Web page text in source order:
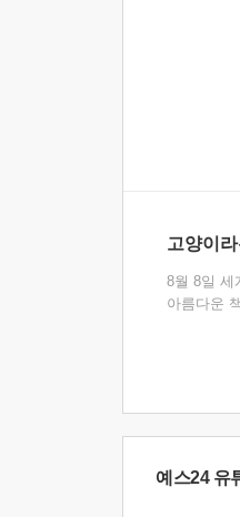
고양이라
8월 8일 세
아름다운
예스24 유